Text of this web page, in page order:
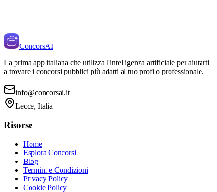
ConcorsAI
La prima app italiana che utilizza l'intelligenza artificiale per aiutarti
a trovare i concorsi pubblici più adatti al tuo profilo professionale.
info@concorsai.it
Lecce, Italia
Risorse
Home
Esplora Concorsi
Blog
Termini e Condizioni
Privacy Policy
Cookie Policy